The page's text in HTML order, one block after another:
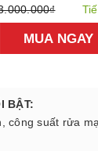
MUA NGAY
BẬT:
công suất rửa